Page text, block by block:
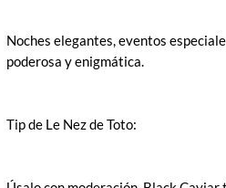
Noches elegantes, eventos
poderosa y enigmática.
Tip de Le Nez de Toto: